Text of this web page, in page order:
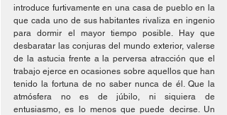
introduce furtivamente en una casa de pueblo en la
que cada uno de sus habitantes rivaliza en ingenio
para dormir el mayor tiempo posible. Hay que
desbaratar las conjuras del mundo exterior, valerse
de la astucia frente a la perversa atracción que el
trabajo ejerce en ocasiones sobre aquellos que han
tenido la fortuna de no saber nunca de él. Que la
atmósfera no es de júbilo, ni siquiera de
entusiasmo, es lo menos que puede decirse. Un